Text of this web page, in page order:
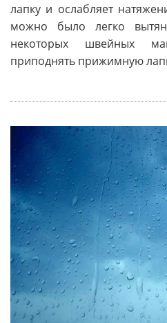
лапку и ослабляет
можно было легко
некоторых швейных
приподнять прижимную